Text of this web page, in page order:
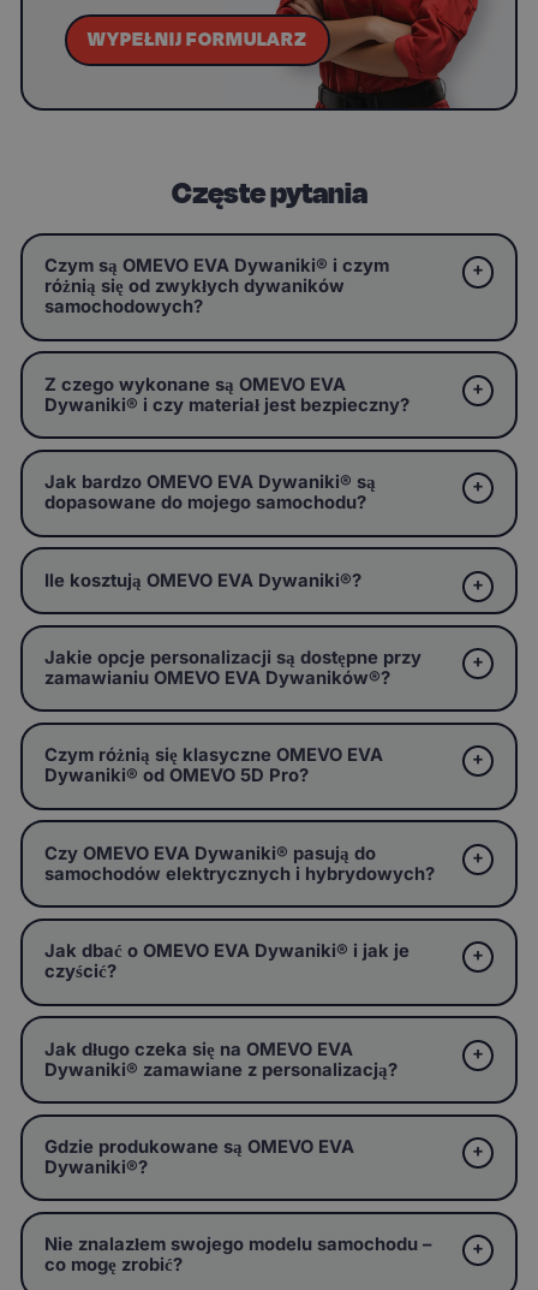
WYPEŁNIJ FORMULARZ
Częste pytania
Czym są OMEVO EVA Dywaniki® i czym
różnią się od zwykłych dywaników
samochodowych?
Z czego wykonane są OMEVO EVA
Dywaniki® i czy materiał jest bezpieczny?
Jak bardzo OMEVO EVA Dywaniki® są
dopasowane do mojego samochodu?
Ile kosztują OMEVO EVA Dywaniki®?
Jakie opcje personalizacji są dostępne przy
zamawianiu OMEVO EVA Dywaników®?
Czym różnią się klasyczne OMEVO EVA
Dywaniki® od OMEVO 5D Pro?
Czy OMEVO EVA Dywaniki® pasują do
samochodów elektrycznych i hybrydowych?
Jak dbać o OMEVO EVA Dywaniki® i jak je
czyścić?
Jak długo czeka się na OMEVO EVA
Dywaniki® zamawiane z personalizacją?
Gdzie produkowane są OMEVO EVA
Dywaniki®?
Nie znalazłem swojego modelu samochodu –
co mogę zrobić?